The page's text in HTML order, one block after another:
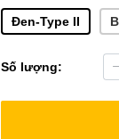
Đen-Type II
Số lượng: